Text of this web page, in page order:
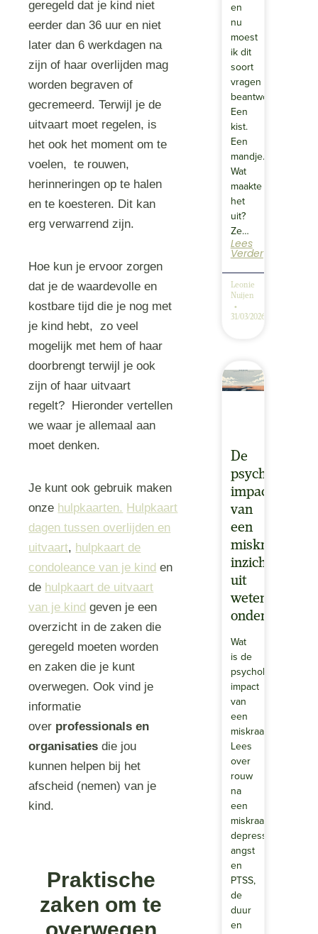
geregeld dat je kind niet
eerder dan 36 uur en niet
later dan 6 werkdagen na
zijn of haar overlijden mag
worden begraven of
gecremeerd. Terwijl je de
uitvaart moet regelen, is
het ook het moment om te
voelen, te rouwen,
herinneringen op te halen
en te koesteren. Dit kan
erg verwarrend zijn.
Hoe kun je ervoor zorgen
dat je de waardevolle en
kostbare tijd die je nog met
je kind hebt, zo veel
mogelijk met hem of haar
doorbrengt terwijl je ook
zijn of haar uitvaart
regelt? Hieronder vertellen
we waar je allemaal aan
moet denken.
Je kunt ook gebruik maken
onze hulpkaarten. Hulpkaart
dagen tussen overlijden en
uitvaart, hulpkaart de
condoleance van je kind en
de hulpkaart de uitvaart
van je kind geven je een
overzicht in de zaken die
geregeld moeten worden
en zaken die je kunt
overwegen. Ook vind je
informatie
over professionals en
organisaties die jou
kunnen helpen bij het
afscheid (nemen) van je
kind.
Praktische
zaken om te
en
nu
moest
ik dit
soort
vragen
beantwoorden?
Een
kist.
Een
mandje.
Wat
maakte
het
uit?
Ze…
Lees
Verder
Leonie
Nuijen
31/03/2026
De
impact
van
een
miskraam:
inzichten
uit
onderzoek
Wat
is de
psychologische
impact
van
een
miskraam?
Lees
over
rouw
na
een
miskraam,
depressie,
angst
en
PTSS,
de
duur
en